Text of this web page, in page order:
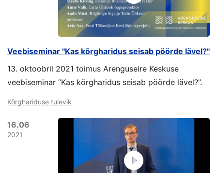
Veebiseminar "Kas kõrgharidus seisab pöörde lävel?"
13. oktoobril 2021 toimus Arenguseire Keskuse
veebiseminar “Kas kõrgharidus seisab pöörde lävel?”.
Kõrghariduse tulevik
16.06
2021